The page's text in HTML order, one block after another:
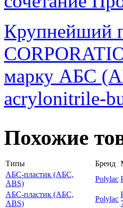
Крупнейший
марку АБС
acrylonitrile-
Похожие
Типы Бренд
АБС-пластик (АБС,
ABS)
Polylac
АБС-пластик (АБС,
ABS)
Polylac